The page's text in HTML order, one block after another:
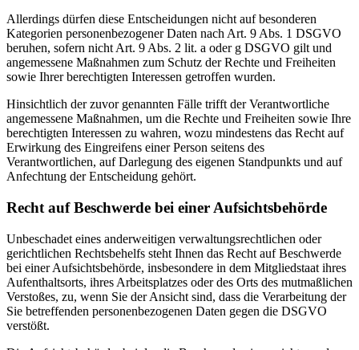
Allerdings dürfen diese Entscheidungen nicht auf besonderen
Kategorien personenbezogener Daten nach Art. 9 Abs. 1 DSGVO
beruhen, sofern nicht Art. 9 Abs. 2 lit. a oder g DSGVO gilt und
angemessene Maßnahmen zum Schutz der Rechte und Freiheiten
sowie Ihrer berechtigten Interessen getroffen wurden.
Hinsichtlich der zuvor genannten Fälle trifft der Verantwortliche
angemessene Maßnahmen, um die Rechte und Freiheiten sowie Ihre
berechtigten Interessen zu wahren, wozu mindestens das Recht auf
Erwirkung des Eingreifens einer Person seitens des
Verantwortlichen, auf Darlegung des eigenen Standpunkts und auf
Anfechtung der Entscheidung gehört.
Recht auf Beschwerde bei einer Aufsichtsbehörde
Unbeschadet eines anderweitigen verwaltungsrechtlichen oder
gerichtlichen Rechtsbehelfs steht Ihnen das Recht auf Beschwerde
bei einer Aufsichtsbehörde, insbesondere in dem Mitgliedstaat ihres
Aufenthaltsorts, ihres Arbeitsplatzes oder des Orts des mutmaßlichen
Verstoßes, zu, wenn Sie der Ansicht sind, dass die Verarbeitung der
Sie betreffenden personenbezogenen Daten gegen die DSGVO
verstößt.